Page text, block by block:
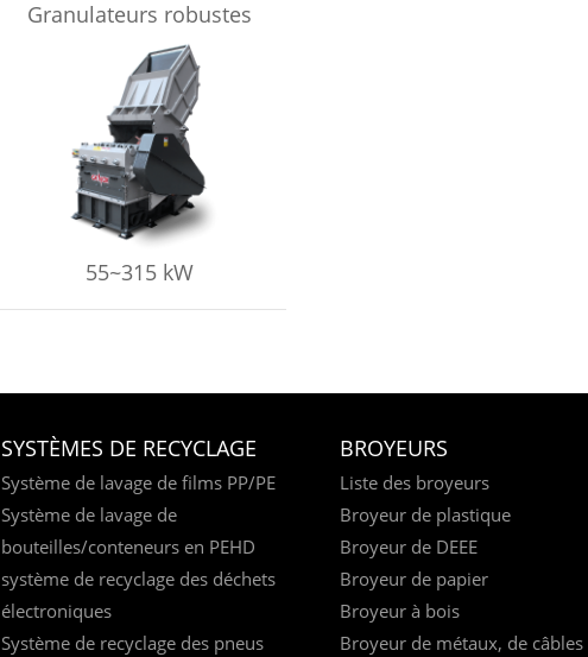
Granulateurs robustes
APPRENDRE ENCORE PLUS
55~315 kW
SYSTÈMES DE RECYCLAGE
Système de lavage de films PP/PE
Système de lavage de
bouteilles/conteneurs en PEHD
système de recyclage des déchets
électroniques
Système de recyclage des pneus
BROYEURS
Liste des broyeurs
Broyeur de plastique
Broyeur de DEEE
Broyeur de papier
Broyeur à bois
Broyeur de métaux, de câbles